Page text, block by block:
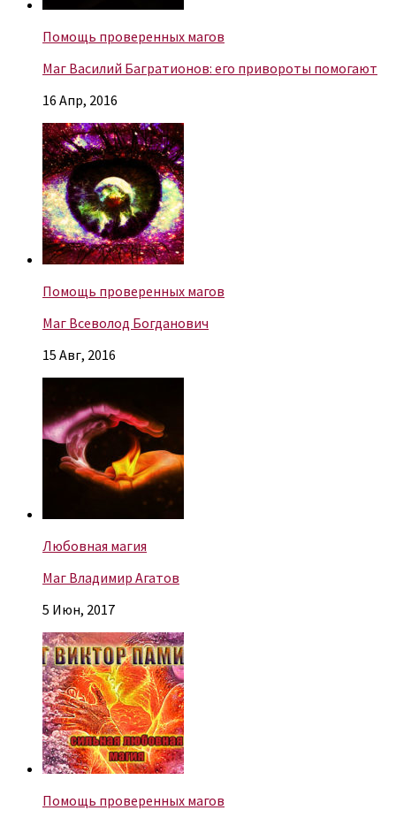
Помощь проверенных магов
Маг Василий Багратионов: его привороты помогают
16 Апр, 2016
Помощь проверенных магов
Маг Всеволод Богданович
15 Авг, 2016
Любовная магия
Маг Владимир Агатов
5 Июн, 2017
Помощь проверенных магов